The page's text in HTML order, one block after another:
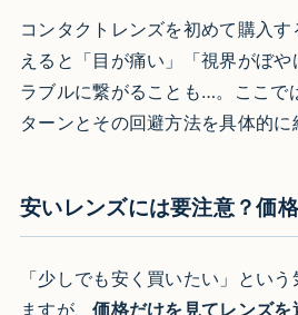
コンタクトレンズを初めて購入
えると「目が痛い」「視界がぼ
ラブルに繋がることも…。ここで
ターンとその回避方法を具体的に
安いレンズには要注意？価
「少しでも安く買いたい」とい
ますが、価格だけを見てレンズ